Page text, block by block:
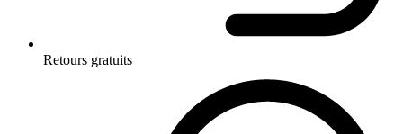
Retours gratuits